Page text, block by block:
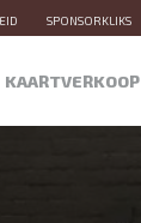
SPONSORKLIKS
KAARTVERKOOP